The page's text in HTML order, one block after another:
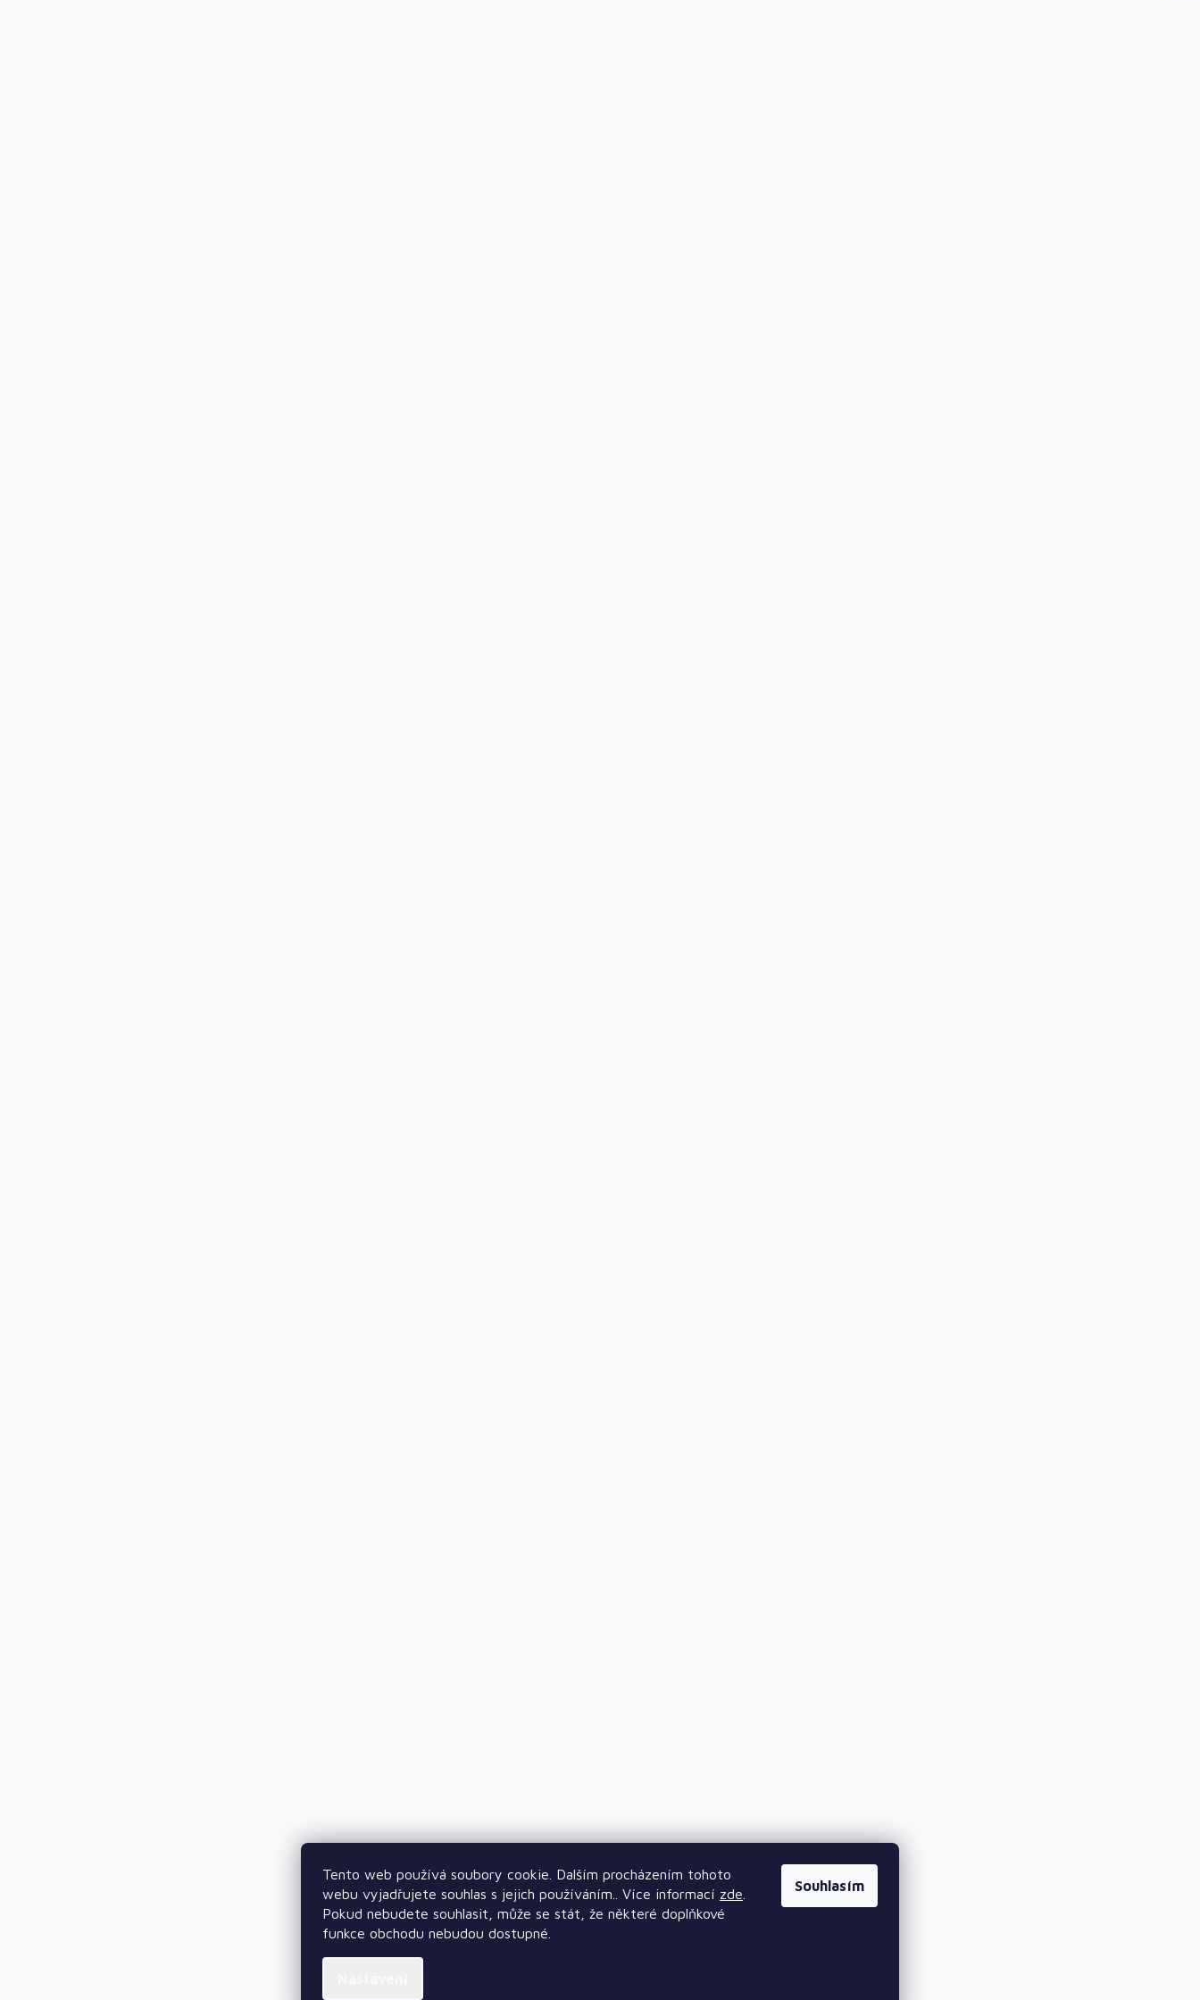
Tento web používá soubory cookie. Dalším procházením tohoto
webu vyjadřujete souhlas s jejich používáním.. Více informací zde
Pokud nebudete souhlasit, může se stát, že některé doplňkové
funkce obchodu nebudou dostupné.
Souhlasím